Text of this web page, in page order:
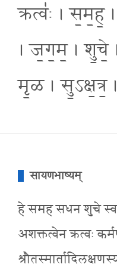
क्रत्वः॑ । स॒म॒ह॒
। ज॒ग॒म॒ । शु॒चे॒ ।
मृ॒ळ । सु॒ऽक्ष॒त्र॒
सायणभाष्यम्
हे समह सधन शुचे
अशक्तत्वेन क्रत्वः